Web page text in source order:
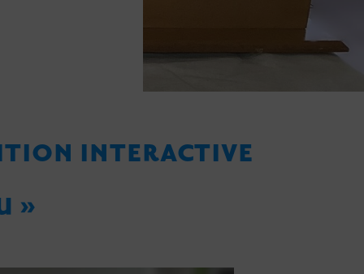
INTERACTIVE
»